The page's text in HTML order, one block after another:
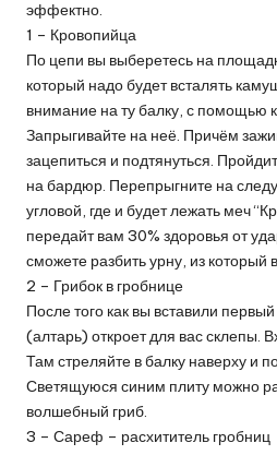
эффектно.
1 – Кровопийца
По цепи вы выберетесь на
который надо будет всталять
внимание на ту балку, с помощью
Запрыгивайте на неё. Причём
зацепиться и подтянуться.
на бардюр. Перепрыгните на
угловой, где и будет лежать меч
передайт вам 30% здоровья от
сможете разбить урну, из который
2 – Грибок в гробнице
После того как вы вставили
(алтарь) откроет для вас склепы.
Там стреляйте в балку наверху и
Светящуюся синим плиту можно
волшебный гриб.
3 – Сареф – расхититель гробниц